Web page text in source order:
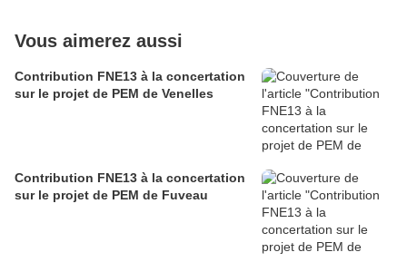
Vous aimerez aussi
Contribution FNE13 à la concertation
sur le projet de PEM de Venelles
Contribution FNE13 à la concertation
sur le projet de PEM de Fuveau